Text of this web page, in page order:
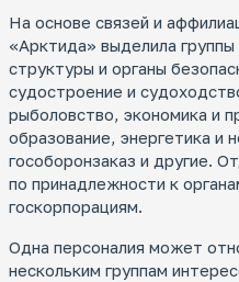
На основе связей и
«Арктида» выделила
структуры и органы
судостроение и
рыболовство, экономика и
образование, энергетика и
гособоронзаказ и другие.
по принадлежности к
госкорпорациям.
Одна персоналия может
нескольким группам